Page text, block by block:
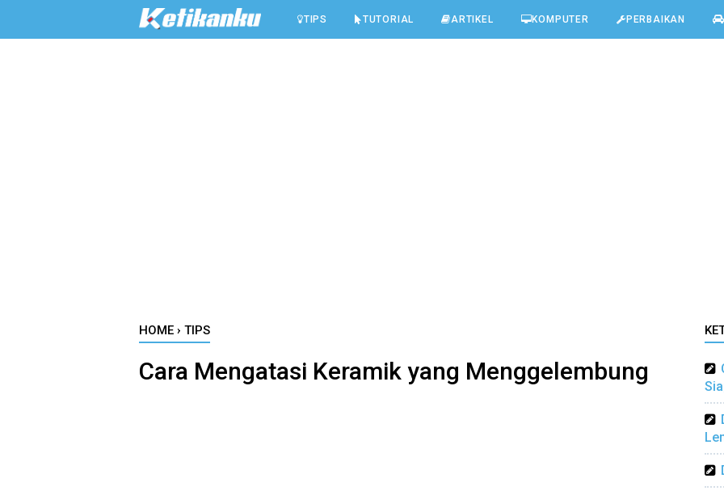
TIPS TUTORIAL ARTIKEL KOMPUTER PERBAIKAN
HOME › TIPS
Cara Mengatasi Keramik yang Menggelembung